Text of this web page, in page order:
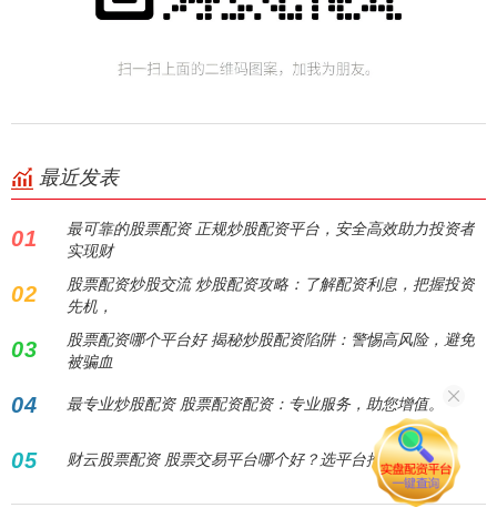
最近发表
01
最可靠的股票配资 正规炒股配资平台，安全高效助力投资者
实现财
02
股票配资炒股交流 炒股配资攻略：了解配资利息，把握投资
先机，
03
股票配资哪个平台好 揭秘炒股配资陷阱：警惕高风险，避免
被骗血
04 最专业炒股配资 股票配资配资：专业服务，助您增值。
05 财云股票配资 股票交易平台哪个好？选平台推荐！